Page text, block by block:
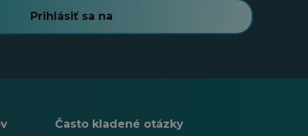
Prihlásiť sa na
Často kladené otázky